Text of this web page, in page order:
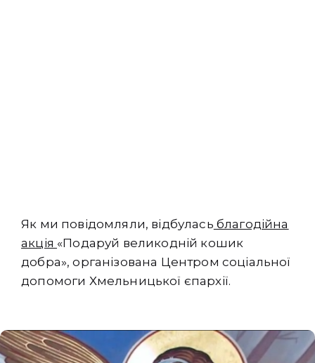
Як ми повідомляли, відбулась благодійна
акція «Подаруй великодній кошик
добра», організована Центром соціальної
допомоги Хмельницької єпархії.